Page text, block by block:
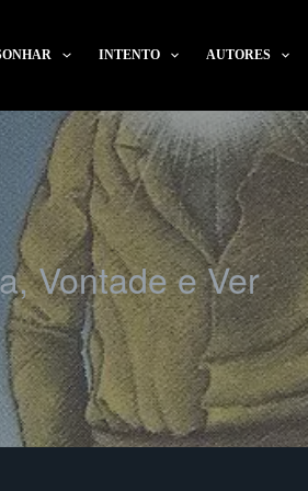
INTENTO AUTORES
Vontade e Ver